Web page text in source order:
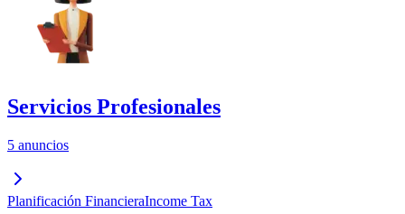
Servicios Profesionales
5 anuncios
Planificación FinancieraIncome Tax